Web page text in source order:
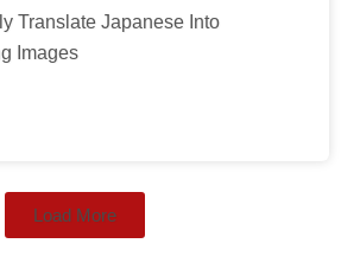
Translate Japanese Into
Images
Load More